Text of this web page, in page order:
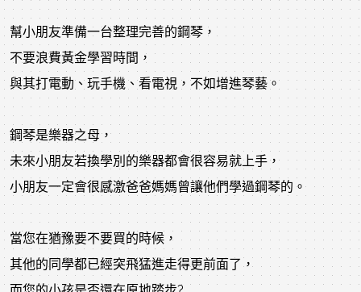
幫小朋友準備一台整理完善的鋼琴，
不要浪費黃金學習時間，
與其打電動、玩手機、看電視，不如增進琴藝。
鋼琴是樂器之母，
未來小朋友若換學別的樂器都會很容易就上手，
小朋友一定會很感激爸爸媽媽曾讓他們學過鋼琴的。
當您在猶豫要不要買的時候，
其他的同學都已經突飛猛進走得更前面了，